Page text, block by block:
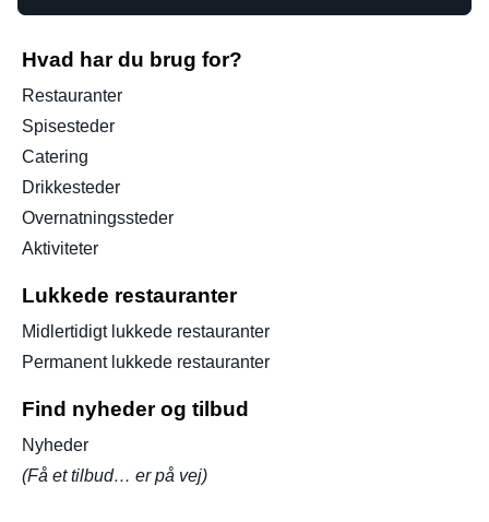
Hvad har du brug for?
Restauranter
Spisesteder
Catering
Drikkesteder
Overnatningssteder
Aktiviteter
Lukkede restauranter
Midlertidigt lukkede restauranter
Permanent lukkede restauranter
Find nyheder og tilbud
Nyheder
(Få et tilbud… er på vej)